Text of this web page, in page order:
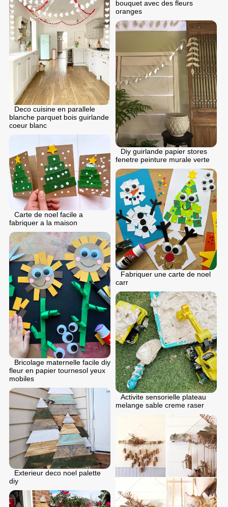
bouquet avec des fleurs
oranges
Deco cuisine en parallele
blanche parquet bois guirlande
coeur blanc
Diy guirlande papier stores
fenetre peinture murale verte
Carte de noel facile a
fabriquer a la maison
Fabriquer une carte de noel
carr
Bricolage maternelle facile diy
fleur en papier tournesol yeux
mobiles
Activite sensorielle plateau
melange sable creme raser
Exterieur deco noel palette
diy